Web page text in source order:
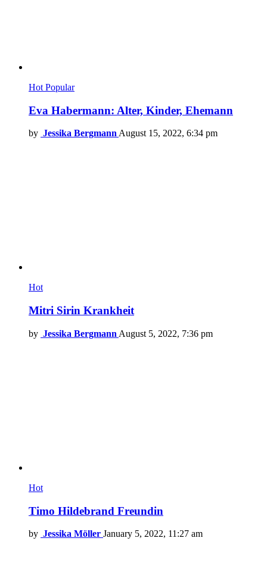
Hot Popular
Eva Habermann: Alter, Kinder, Ehemann
by Jessika Bergmann August 15, 2022, 6:34 pm
Hot
Mitri Sirin Krankheit
by Jessika Bergmann August 5, 2022, 7:36 pm
Hot
Timo Hildebrand Freundin
by Jessika Möller January 5, 2022, 11:27 am